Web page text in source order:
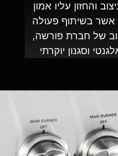
והחזון עליו אמון
בשיתוף פעולה
של חברת פורשה,
וסגנון יוקרתי